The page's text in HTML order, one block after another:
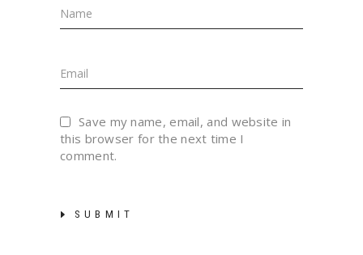
Save my name, email, and website in
this browser for the next time I
comment.
SUBMIT